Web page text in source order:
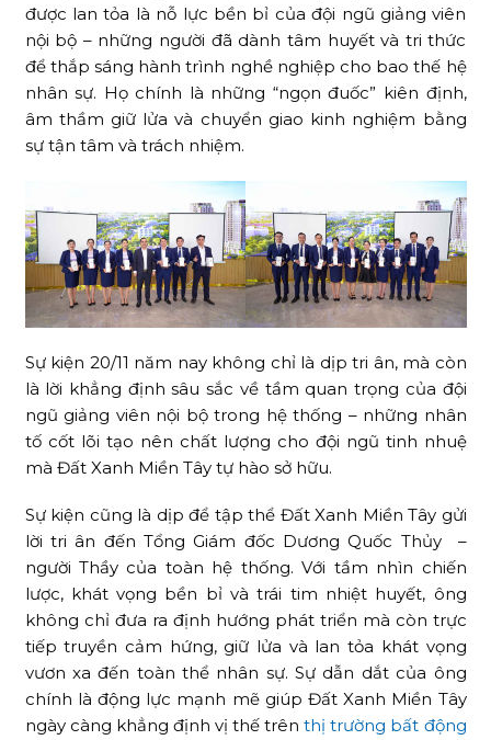
được lan tỏa là nỗ lực bền bỉ của đội ngũ giảng viên
nội bộ – những người đã dành tâm huyết và tri thức
để thắp sáng hành trình nghề nghiệp cho bao thế hệ
nhân sự. Họ chính là những “ngọn đuốc” kiên định,
âm thầm giữ lửa và chuyển giao kinh nghiệm bằng
sự tận tâm và trách nhiệm.
Sự kiện 20/11 năm nay không chỉ là dịp tri ân, mà còn
là lời khẳng định sâu sắc về tầm quan trọng của đội
ngũ giảng viên nội bộ trong hệ thống – những nhân
tố cốt lõi tạo nên chất lượng cho đội ngũ tinh nhuệ
mà Đất Xanh Miền Tây tự hào sở hữu.
Sự kiện cũng là dịp để tập thể Đất Xanh Miền Tây gửi
lời tri ân đến Tổng Giám đốc Dương Quốc Thủy –
người Thầy của toàn hệ thống. Với tầm nhìn chiến
lược, khát vọng bền bỉ và trái tim nhiệt huyết, ông
không chỉ đưa ra định hướng phát triển mà còn trực
tiếp truyền cảm hứng, giữ lửa và lan tỏa khát vọng
vươn xa đến toàn thể nhân sự. Sự dẫn dắt của ông
chính là động lực mạnh mẽ giúp Đất Xanh Miền Tây
ngày càng khẳng định vị thế trênthị trường bất động